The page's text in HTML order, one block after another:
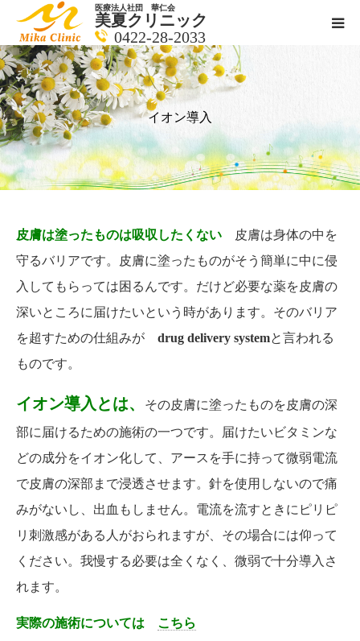
医療法人社団 華仁会
美夏クリニック
0422-28-2033
イオン導入
皮膚は塗ったものは吸収したくない 皮膚は身体の中を
守るバリアです。皮膚に塗ったものがそう簡単に中に侵
入してもらっては困るんです。だけど必要な薬を皮膚の
深いところに届けたいという時があります。そのバリア
を超すための仕組みが drug delivery systemと言われる
ものです。
イオン導入とは、
その皮膚に塗ったものを皮膚の深
部に届けるための施術の一つです。届けたいビタミンな
どの成分をイオン化して、アースを手に持って微弱電流
で皮膚の深部まで浸透させます。針を使用しないので痛
みがないし、出血もしません。電流を流すときにピリピ
リ刺激感がある人がおられますが、その場合には仰って
ください。我慢する必要は全くなく、微弱で十分導入さ
れます。
実際の施術については こちら
医師紹介
診療科目
クリニックの紹介
料金一覧 new